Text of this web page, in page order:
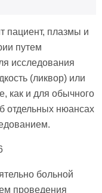
пациент, плазмы и
путем
исследования
(ликвор) или
как и для обычного
отдельных нюансах
больной
проведения